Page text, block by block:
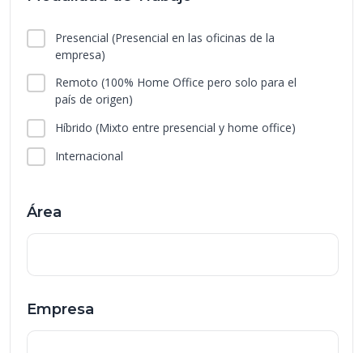
Presencial (Presencial en las oficinas de la
empresa)
Remoto (100% Home Office pero solo para el
país de origen)
Híbrido (Mixto entre presencial y home office)
Internacional
Área
Empresa